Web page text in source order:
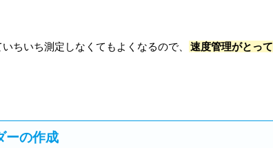
ちいち測定しなくてもよくなるので、
速度管理がとって
ーの作成